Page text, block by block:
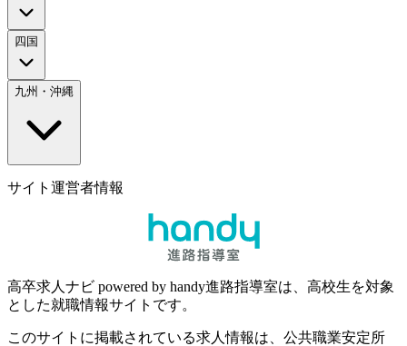
四国
九州・沖縄
サイト運営者情報
高卒求人ナビ powered by handy進路指導室は、高校生を対象
とした就職情報サイトです。
このサイトに掲載されている求人情報は、公共職業安定所